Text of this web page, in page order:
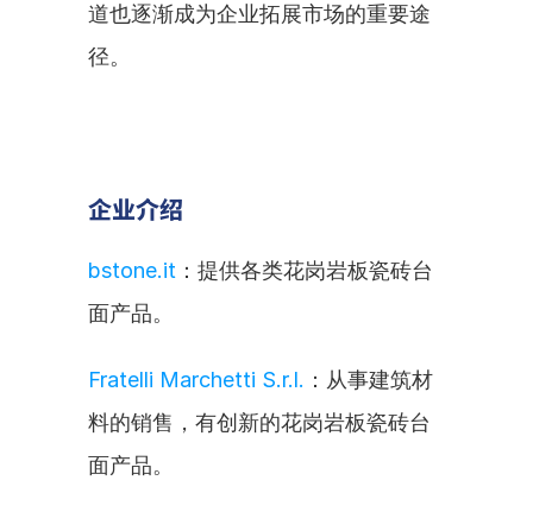
道也逐渐成为企业拓展市场的重要途
径。
企业介绍
bstone.it ：提供各类花岗岩板瓷砖台
面产品。
Fratelli Marchetti S.r.l. ：从事建筑材
料的销售，有创新的花岗岩板瓷砖台
面产品。